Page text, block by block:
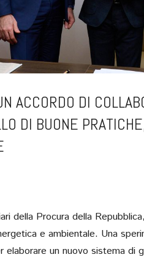
ACCORDO DI
DI BUONE
della Procura della
e ambientale. Una
elaborare un nuovo sistema di